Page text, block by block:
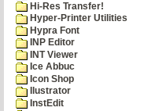
Hi-Res Transfer!
Hyper-Printer Utilities
Hypra Font
INP Editor
INT Viewer
Ice Abbuc
Icon Shop
Ilustrator
InstEdit